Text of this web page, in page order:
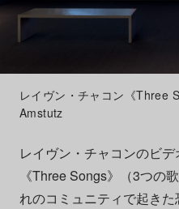
レイヴン・チャコン《Three
Amstutz
レイヴン・チャコンのビ
《Three Songs》（3つの
れのコミュニティで起き